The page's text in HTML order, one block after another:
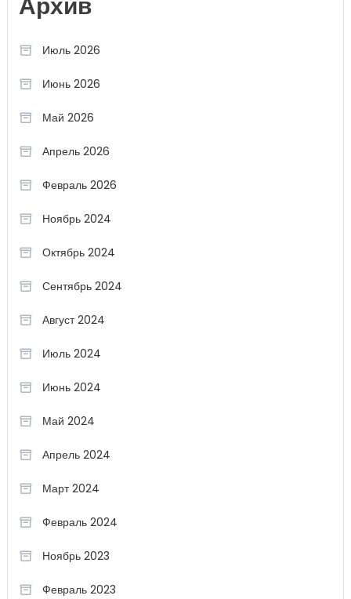
Архив
Июль 2026
Июнь 2026
Май 2026
Апрель 2026
Февраль 2026
Ноябрь 2024
Октябрь 2024
Сентябрь 2024
Август 2024
Июль 2024
Июнь 2024
Май 2024
Апрель 2024
Март 2024
Февраль 2024
Ноябрь 2023
Февраль 2023